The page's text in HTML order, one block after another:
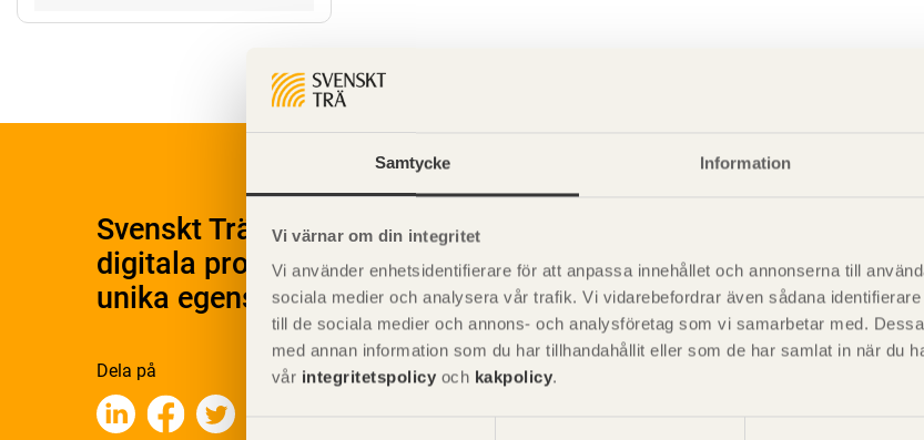
Samtycke Information
Vi värnar om din integritet
Vi använder enhetsidentifierare för att anpassa innehållet och annonserna till
sociala medier och analysera vår trafik. Vi vidarebefordrar även sådana
till de sociala medier och annons- och analysföretag som vi samarbetar med.
med annan information som du har tillhandahållit eller som de har samlat in när du
vår integritetspolicy och kakpolicy.
Svenskt Träs Produktkatalog är svensk sågverksnärings
digitala produktkatalog för att beskriva träprodukter och
unika egenskaper.
Dela på